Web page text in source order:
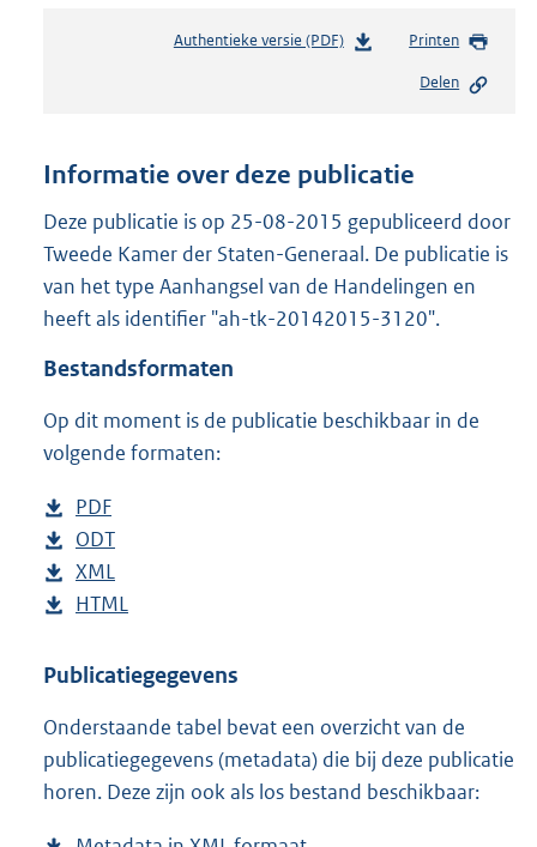
Authentieke versie (PDF)b
n
s
r
o
o
:
Printen
Delen
Informatie over deze publicatie
Deze publicatie is op 25-08-2015 gepubliceerd door
Tweede Kamer der Staten-Generaal. De publicatie is
van het type Aanhangsel van de Handelingen en
heeft als identifier "ah-tk-20142015-3120".
Bestandsformaten
Op dit moment is de publicatie beschikbaar in de
volgende formaten:
D
o
w
n
o
d
p
u
PDF
e
s
t
n
s
g
r
D
o
w
l
a
d
p
ODT
s
a
d
s
g
D
o
n
o
a
d
XML
e
t
n
d
s
D
w
l
o
a
HTML
s
a
n
d
Publicatiegegevens
Onderstaande tabel bevat een overzicht van de
publicatiegegevens (metadata) die bij deze publicatie
horen. Deze zijn ook als los bestand beschikbaar: